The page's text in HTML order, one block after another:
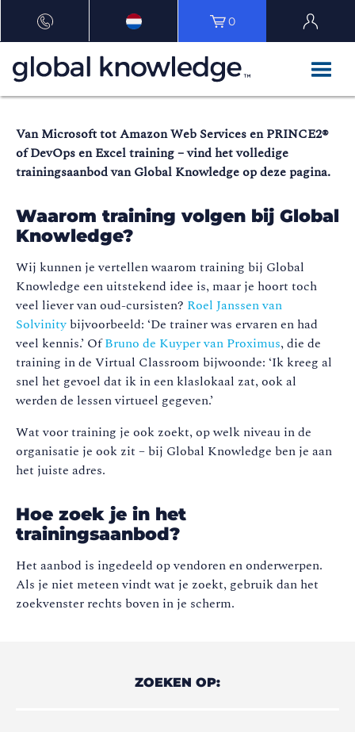
0
Van Microsoft tot Amazon Web Services en PRINCE2®
of DevOps en Excel training – vind het volledige
trainingsaanbod van Global Knowledge op deze pagina.
Waarom training volgen bij Global
Knowledge?
Wij kunnen je vertellen waarom training bij Global
Knowledge een uitstekend idee is, maar je hoort toch
veel liever van oud-cursisten? Roel Janssen van
Solvinity bijvoorbeeld: ‘De trainer was ervaren en had
veel kennis.’ OfBruno de Kuyper van Proximus, die de
training in de Virtual Classroom bijwoonde: ‘Ik kreeg al
snel het gevoel dat ik in een klaslokaal zat, ook al
werden de lessen virtueel gegeven.’
Wat voor training je ook zoekt, op welk niveau in de
organisatie je ook zit – bij Global Knowledge ben je aan
het juiste adres.
Hoe zoek je in het
trainingsaanbod?
Het aanbod is ingedeeld op vendoren en onderwerpen.
Als je niet meteen vindt wat je zoekt, gebruik dan het
zoekvenster rechts boven in je scherm.
ZOEKEN OP: